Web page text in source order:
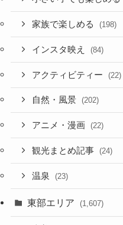
家族で楽しめる (198)
インスタ映え (84)
アクティビティー (22)
自然・風景 (202)
アニメ・漫画 (22)
観光まとめ記事 (24)
温泉 (23)
東部エリア (1,607)